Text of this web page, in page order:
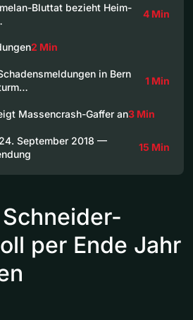
Bluttat bezieht Heim-
4 Min
2 Min
in Bern
1 Min
Massencrash-Gaffer an3 Min
September 2018 —
15 Min
per Ende Jahr